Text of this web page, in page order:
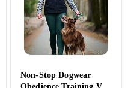
Non-Stop Dogwear